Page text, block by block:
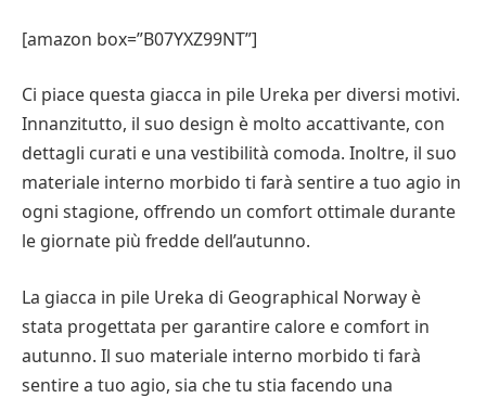
[amazon box=”B07YXZ99NT”]
Ci piace questa giacca in pile Ureka per diversi motivi.
Innanzitutto, il suo design è molto accattivante, con
dettagli curati e una vestibilità comoda. Inoltre, il suo
materiale interno morbido ti farà sentire a tuo agio in
ogni stagione, offrendo un comfort ottimale durante
le giornate più fredde dell’autunno.
La giacca in pile Ureka di Geographical Norway è
stata progettata per garantire calore e comfort in
autunno. Il suo materiale interno morbido ti farà
sentire a tuo agio, sia che tu stia facendo una